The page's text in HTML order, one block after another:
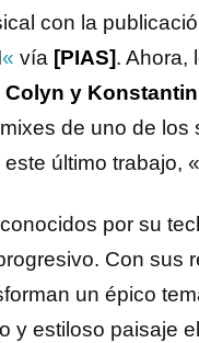
con la
« vía [PIAS]. Ahora,
Colyn y
de uno de los
último trabajo, «
por su
Con sus
un épico
y estiloso paisaje